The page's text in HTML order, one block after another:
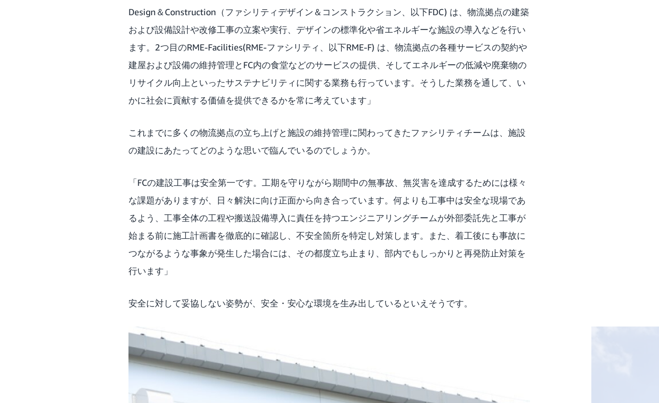
Design＆Construction（ファシリティデザイン＆コンストラクション、以下FDC) は、物流拠点の建築
および設備設計や改修工事の立案や実行、デザインの標準化や省エネルギーな施設の導入などを行い
ます。2つ目のRME-Facilities(RME-ファシリティ、以下RME-F) は、物流拠点の各種サービスの契約や
建屋および設備の維持管理とFC内の食堂などのサービスの提供、そしてエネルギーの低減や廃棄物の
リサイクル向上といったサステナビリティに関する業務も行っています。そうした業務を通して、い
かに社会に貢献する価値を提供できるかを常に考えています」
これまでに多くの物流拠点の立ち上げと施設の維持管理に関わってきたファシリティチームは、施設
の建設にあたってどのような思いで臨んでいるのでしょうか。
「FCの建設工事は安全第一です。工期を守りながら期間中の無事故、無災害を達成するためには様々
な課題がありますが、日々解決に向け正面から向き合っています。何よりも工事中は安全な現場であ
るよう、工事全体の工程や搬送設備導入に責任を持つエンジニアリングチームが外部委託先と工事が
始まる前に施工計画書を徹底的に確認し、不安全箇所を特定し対策します。また、着工後にも事故に
つながるような事象が発生した場合には、その都度立ち止まり、部内でもしっかりと再発防止対策を
行います」
安全に対して妥協しない姿勢が、安全・安心な環境を生み出しているといえそうです。